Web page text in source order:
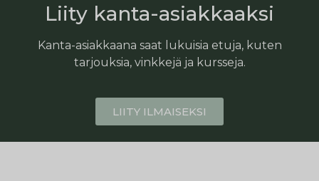
Liity kanta-asiakkaaksi
Kanta-asiakkaana saat lukuisia etuja, kuten
tarjouksia, vinkkejä ja kursseja.
LIITY ILMAISEKSI